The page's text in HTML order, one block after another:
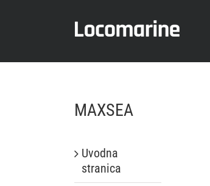
MAXSEA
Uvodna
stranica